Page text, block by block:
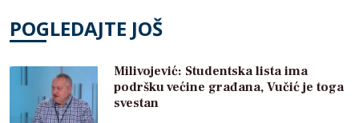
POGLEDAJTE JOŠ
Milivojević: Studentska lista ima
podršku većine građana, Vučić je toga
svestan